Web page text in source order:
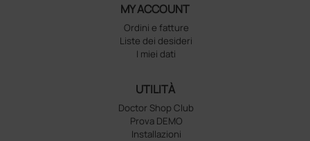
MY ACCOUNT
Ordini e fatture
Liste dei desideri
I miei dati
UTILITÀ
Doctor Shop Club
Prova DEMO
Installazioni